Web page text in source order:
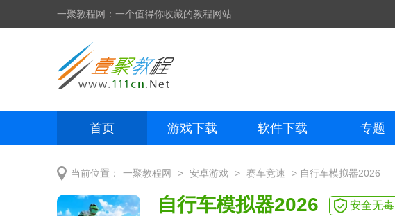
一聚教程网：一个值得你收藏的教程网站
首页 游戏下载 软件下载 专题
当前位置： 一聚教程网 > 安卓游戏 > 赛车竞速 > 自行车模拟器2026
自行车模拟器2026 安全无毒